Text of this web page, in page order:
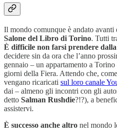
Il mondo comunque è andato avanti
Salone del Libro di Torino. Tutti
È difficile non farsi prendere
decidere sin da ora che l’anno
gennaio – un appartamento a
giorni della Fiera. Attendo che,
vengano ricaricati sul loro canale
dai – almeno gli incontri con gli
detto Salman Rushdie?!?), a
assistervi.
È successo anche altro nel mondo